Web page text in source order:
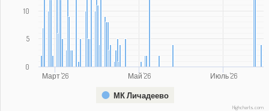
Март '26 Май '26 Июль '26
0
5
10
МК Личадеево
Highcharts.com